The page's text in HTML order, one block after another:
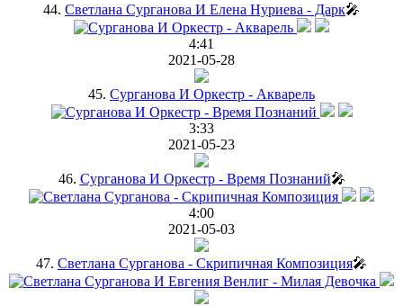
44. Светлана Сурганова И Елена Нуриева - Дарк🎤
4:41
2021-05-28
45. Сурганова И Оркестр - Акварель
3:33
2021-05-23
46. Сурганова И Оркестр - Время Познаний🎤
4:00
2021-05-03
47. Светлана Сурганова - Скрипичная Композиция🎤